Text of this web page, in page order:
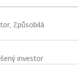
Způsobilá
investor